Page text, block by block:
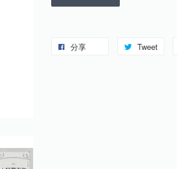
分享 Tweet